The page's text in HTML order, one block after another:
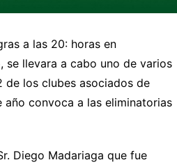
a las 20: horas en
se llevara a cabo uno de varios
de los clubes asociados de
año convoca a las eliminatorias
Diego Madariaga que fue